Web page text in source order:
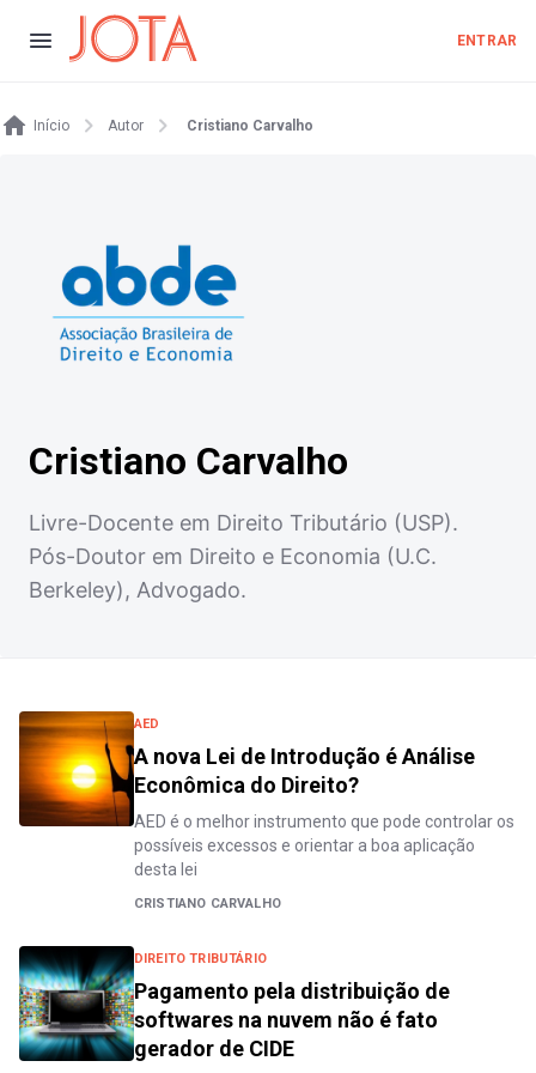
ENTRAR
Início Autor Cristiano Carvalho
Cristiano Carvalho
Livre-Docente em Direito Tributário (USP).
Pós-Doutor em Direito e Economia (U.C.
Berkeley), Advogado.
AED
A nova Lei de Introdução é Análise
Econômica do Direito?
AED é o melhor instrumento que pode controlar os
possíveis excessos e orientar a boa aplicação
desta lei
CRISTIANO CARVALHO
DIREITO TRIBUTÁRIO
Pagamento pela distribuição de
softwares na nuvem não é fato
gerador de CIDE